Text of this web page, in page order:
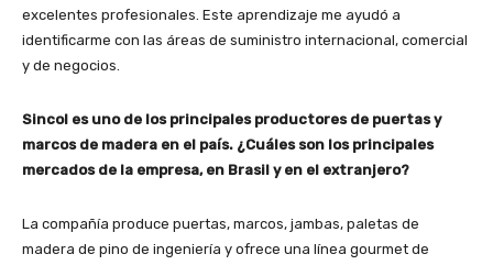
excelentes profesionales. Este aprendizaje me ayudó a
identificarme con las áreas de suministro internacional, comercial
y de negocios.
Sincol es uno de los principales productores de puertas y
marcos de madera en el país. ¿Cuáles son los principales
mercados de la empresa, en Brasil y en el extranjero?
La compañía produce puertas, marcos, jambas, paletas de
madera de pino de ingeniería y ofrece una línea gourmet de